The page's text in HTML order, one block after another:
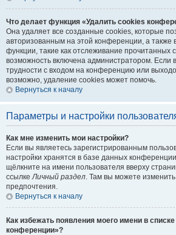
Что делает функция «Удалить cookies
Она удаляет все созданные cookies, которые
авторизованным на этой конференции, а также
функции, такие как отслеживание прочитанных
возможность включена администратором. Если
трудности с входом на конференцию или
возможно, удаление cookies может помочь.
Вернуться к началу
Параметры и настройки
Как мне изменить мои настройки?
Если вы являетесь зарегистрированным
настройки хранятся в базе данных
щёлкните на имени пользователя вверху
ссылкеЛичный раздел. Там вы можете изменить
предпочтения.
Вернуться к началу
Как избежать появления моего имени в
конференции»?